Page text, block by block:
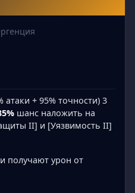
атаки + 95% точности) 3
шанс наложить на
II] и [Уязвимость II]
получают урон от